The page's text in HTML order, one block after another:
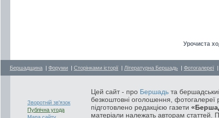
Урочиста
Бершадщина | Форуми | Сторінками історії | Літературна Бершадь | Фотогалереї
Зворотній зв'язок
Публічна угода
Цей сайт - про Бершадь та
безкоштовні оголошення, фотогалереї
підготовлено редакцією газети
матеріали належать авторам статтей.